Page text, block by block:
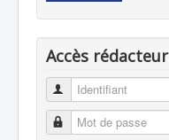
Accès rédacteur
Identifiant
Mot de passe